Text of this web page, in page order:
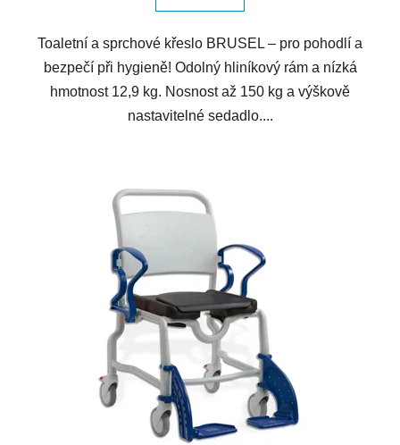
Toaletní a sprchové křeslo BRUSEL – pro pohodlí a
bezpečí při hygieně! Odolný hliníkový rám a nízká
hmotnost 12,9 kg. Nosnost až 150 kg a výškově
nastavitelné sedadlo....